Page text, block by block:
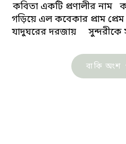
কবিতা একটি প্রণালীর নাম
গড়িয়ে এল কবেকার প্রাম
যাদুঘরের দরজায় সুন্দরীকে
বাকি অংশ